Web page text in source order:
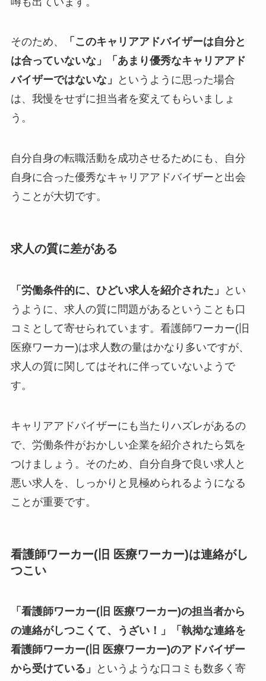
そのため、
「このキャリアアドバイザーは自分と
は合っていないな」「あまり優秀なキャリアアド
バイザーではないな」
というように思った場合
は、我慢をせずに担当者を変えてもらいましょ
う。
自分自身の転職活動を成功させるためにも、自分
自身に合った優秀なキャリアアドバイザーと出会
うことが大切です。
求人の質に差がある
「労働条件的に、ひどい求人を紹介された」
とい
うように、求人の質に問題があるということも口
コミとして寄せられています。 看護師ワーカー(旧
医療ワーカー)は求人数の量はかなり多いですが、
求人の質に関してはそれに伴っていないようで
す。
キャリアアドバイザーにも当たりハズレがあるの
で、労働条件がおかしい企業を紹介されたら気を
つけましょう。 そのため、自分自身で良い求人と
悪い求人を、しっかりと見極められるようになる
ことが重要です。
看護師ワーカー(旧 医療ワーカー)は連絡がし
つこい
「看護師ワーカー(旧 医療ワーカー)の担当者から
の連絡がしつこくて、うざい！」「執拗な連絡を
看護師ワーカー(旧 医療ワーカー)のアドバイザー
から受けている」
というような口コミも数多く寄